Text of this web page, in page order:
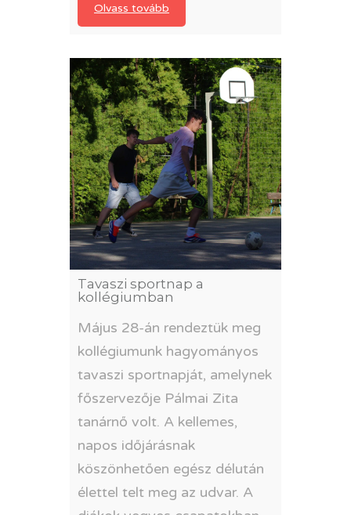
Olvass tovább
Tavaszi sportnap a
kollégiumban
Május 28-án rendeztük meg
kollégiumunk hagyományos
tavaszi sportnapját, amelynek
főszervezője Pálmai Zita
tanárnő volt. A kellemes,
napos időjárásnak
köszönhetően egész délután
élettel telt meg az udvar. A